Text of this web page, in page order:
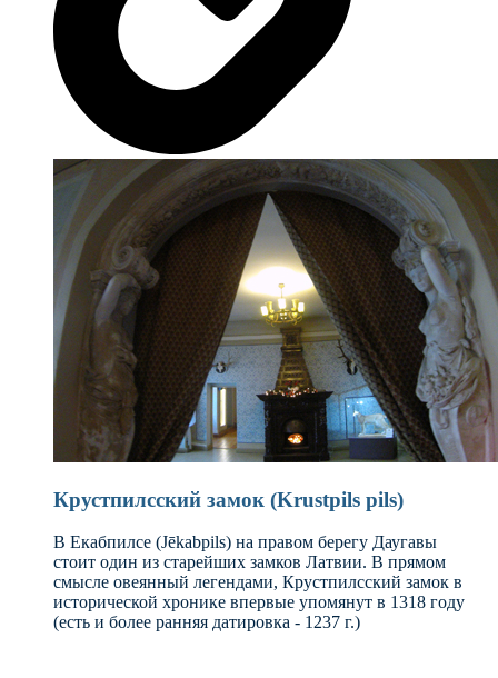
Крустпилсcкий замок (Krustpils pils)
В Екабпилсе (Jēkabpils) на правом берегу Даугавы
стоит один из старейших замков Латвии. В прямом
смысле овеянный легендами, Крустпилсский замок в
исторической хронике впервые упомянут в 1318 году
(есть и более ранняя датировка - 1237 г.)